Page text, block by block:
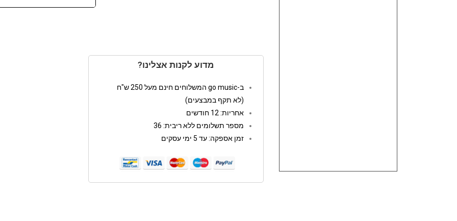
מדוע לקנות אצלינו?
ב-go music המשלוחים חינם מעל 250 ש"ח
(לא תקף במבצעים)
אחריות: 12 חודשים
מספר תשלומים ללא ריבית: 36
זמן אספקה: עד 5 ימי עסקים